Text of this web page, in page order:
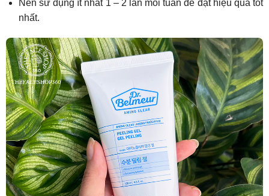
Nên sử dụng ít nhất 1 – 2 lần mỗi tuần để đạt hiệu quả tốt
nhất.